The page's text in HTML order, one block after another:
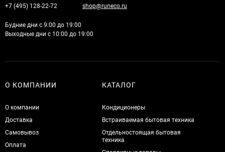
+7 (495) 128-22-72 shop@runeco.ru
Будние дни с 9:00 до 19:00
Выходные дни с 10:00 до 19:00
О КОМПАНИИ
О компании
Доставка
Самовывоз
Оплата
КАТАЛОГ
Кондиционеры
Встраиваемая бытовая техника
Отдельностоящая бытовая
техника